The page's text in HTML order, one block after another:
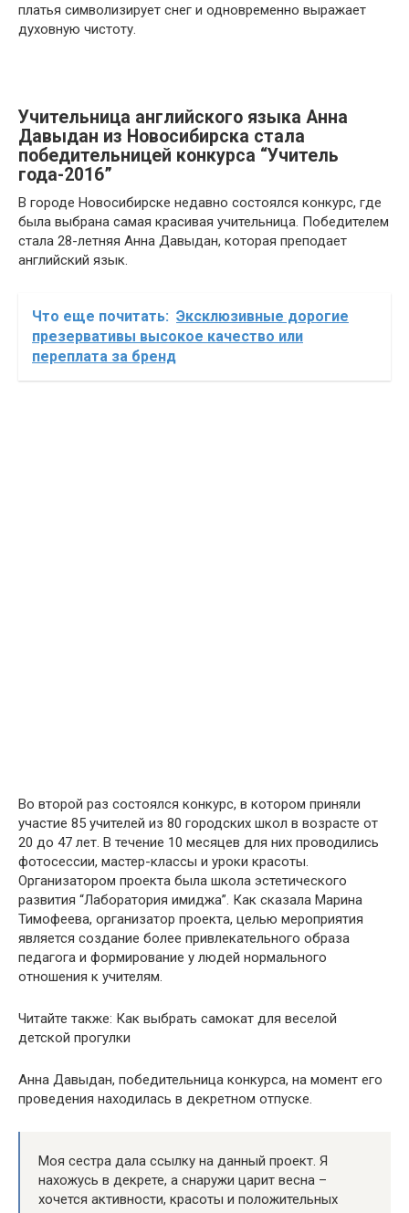
платья символизирует снег и одновременно выражает
духовную чистоту.
Учительница английского языка Анна
Давыдан из Новосибирска стала
победительницей конкурса “Учитель
года-2016”
В городе Новосибирске недавно состоялся конкурс, где
была выбрана самая красивая учительница. Победителем
стала 28-летняя Анна Давыдан, которая преподает
английский язык.
Что еще почитать: Эксклюзивные дорогие
презервативы высокое качество или
переплата за бренд
Во второй раз состоялся конкурс, в котором приняли
участие 85 учителей из 80 городских школ в возрасте от
20 до 47 лет. В течение 10 месяцев для них проводились
фотосессии, мастер-классы и уроки красоты.
Организатором проекта была школа эстетического
развития “Лаборатория имиджа”. Как сказала Марина
Тимофеева, организатор проекта, целью мероприятия
является создание более привлекательного образа
педагога и формирование у людей нормального
отношения к учителям.
Читайте также: Как выбрать самокат для веселой
детской прогулки
Анна Давыдан, победительница конкурса, на момент его
проведения находилась в декретном отпуске.
Моя сестра дала ссылку на данный проект. Я
нахожусь в декрете, а снаружи царит весна –
хочется активности, красоты и положительных